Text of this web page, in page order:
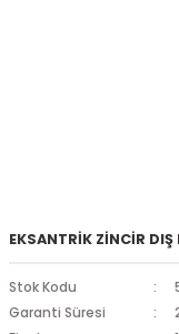
EKSANTRİK ZİNCİR
Stok Kodu
Garanti Süresi